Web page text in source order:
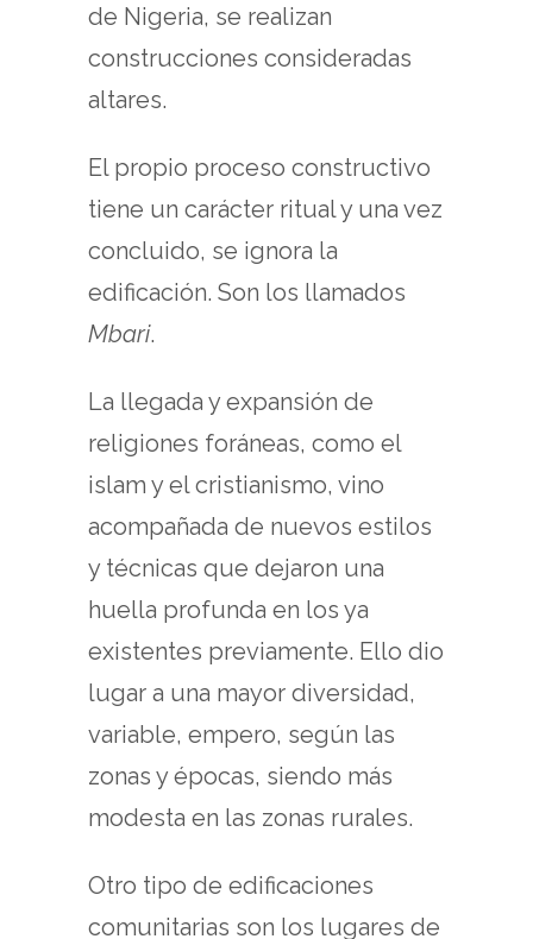
de Nigeria, se realizan
construcciones consideradas
altares.
El propio proceso constructivo
tiene un carácter ritual y una vez
concluido, se ignora la
edificación. Son los llamados
Mbari.
La llegada y expansión de
religiones foráneas, como el
islam y el cristianismo, vino
acompañada de nuevos estilos
y técnicas que dejaron una
huella profunda en los ya
existentes previamente. Ello dio
lugar a una mayor diversidad,
variable, empero, según las
zonas y épocas, siendo más
modesta en las zonas rurales.
Otro tipo de edificaciones
comunitarias son los lugares de